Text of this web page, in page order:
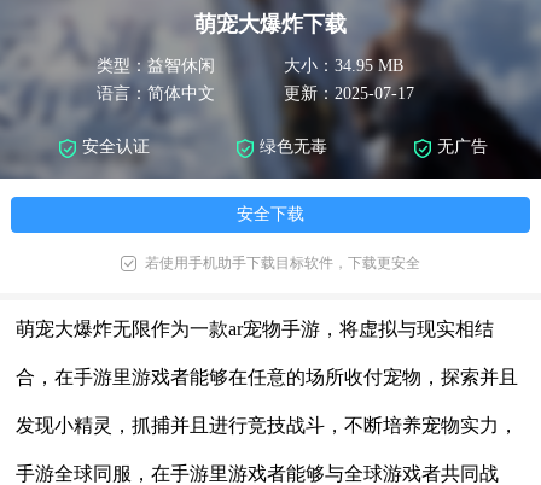
萌宠大爆炸下载
类型：益智休闲
大小：34.95 MB
语言：简体中文
更新：2025-07-17
安全认证 绿色无毒 无广告
安全下载
若使用手机助手下载目标软件，下载更安全
萌宠大爆炸无限作为一款ar宠物手游，将虚拟与现实相结
合，在手游里游戏者能够在任意的场所收付宠物，探索并且
发现小精灵，抓捕并且进行竞技战斗，不断培养宠物实力，
手游全球同服，在手游里游戏者能够与全球游戏者共同战